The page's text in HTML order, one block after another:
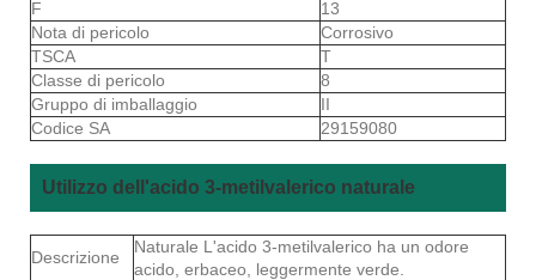
F
13
Nota di pericolo
Corrosivo
TSCA
T
Classe di pericolo
8
Gruppo di imballaggio
II
Codice SA
29159080
Utilizzo dell'acido 3-metilvalerico naturale
Descrizione
Naturale L'acido 3-metilvalerico ha un odore
acido, erbaceo, leggermente verde.